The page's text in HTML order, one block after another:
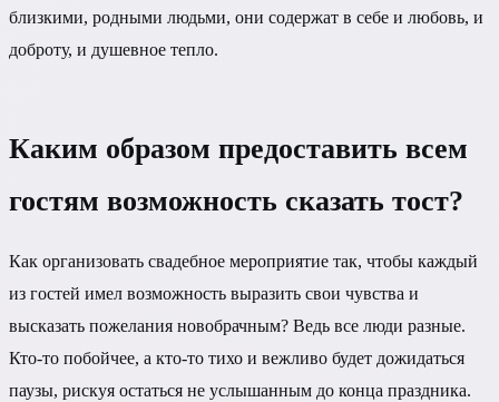
близкими, родными людьми, они содержат в себе и любовь, и
доброту, и душевное тепло.
Каким образом предоставить всем
гостям возможность сказать тост?
Как организовать свадебное мероприятие так, чтобы каждый
из гостей имел возможность выразить свои чувства и
высказать пожелания новобрачным? Ведь все люди разные.
Кто-то побойчее, а кто-то тихо и вежливо будет дожидаться
паузы, рискуя остаться не услышанным до конца праздника.